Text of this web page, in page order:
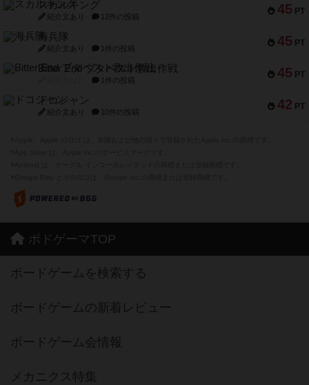
45 PT
スカルキング
紹介文あり 12件の投稿
45 PT
海兵隊
紹介文あり 1件の投稿
45 PT
Bitter End ブタペスト救出作戦
1件の投稿
42 PT
ドコジャン
紹介文あり 10件の投稿
ボドゲーマTOP
ボードゲームを検索する
ボードゲームの新着レビュー
ボードゲーム会情報
メカニクス特集